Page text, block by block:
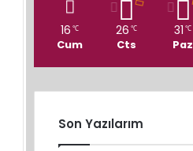
16 ℃
Cum
26 ℃
Cts
31 ℃
Paz
Son Yazılarım